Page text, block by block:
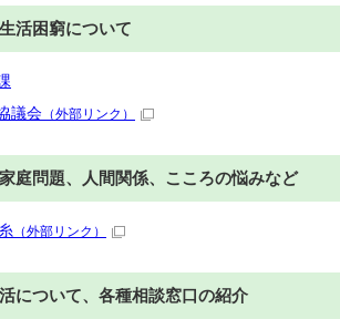
活困窮について
議会 （外部リンク）
庭問題、人間関係、こころの悩みなど
（外部リンク）
について、各種相談窓口の紹介